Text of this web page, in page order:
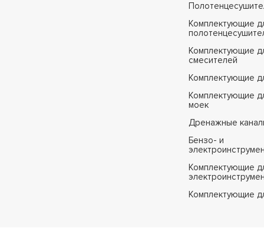
Комплектующие
Комплектующие
смесителей
Комплектующие
Комплектующие
моек
Дренажные
Бензо- и
Комплектующие
Комплектующие